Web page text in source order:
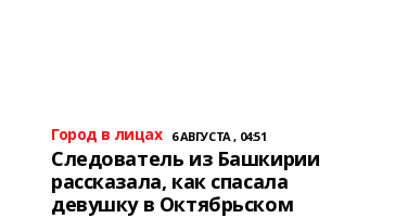
Город в лицах 6 АВГУСТА , 04:51
Следователь из Башкирии
рассказала, как спасала
девушку в Октябрьском